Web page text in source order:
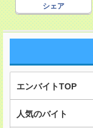
シェア
エンバイトTOP
人気のバイト